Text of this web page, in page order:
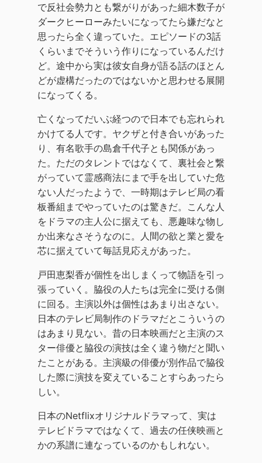
で反社会勢力とも繋がりがあった細木数子が
ダークヒーローみたいになってたら嫌だなと
思ったら全く違っていた。エピソードの3話
くらいまでそういう作りになっているんだけ
ど。途中から実は彼女自身が語る話のほとん
どが虚構だったのではないかと思わせる展開
になってくる。
亡くなってだいぶ経つので日本でも忘れられ
かけてる人です。ヤクザと付き合いがあった
り、有名歌手の島倉千代子とも関係があっ
た。ただのタレントではなくて、裏社会と繋
がっていて霊感商法にまで手を出していた危
ない人だったようで、一時期はテレビ局の看
板番組までやっていたのは驚きだ。こんな人
をドラマの主人公に据えても、悪趣味な物し
か出来なさそうなのに。人間の欲と業と愛を
芯に据えていて毎話見応えがあった。
戸田恵梨香が個性を出しまくって物語を引っ
張っていく。脇役の人たちは完全に受ける側
に回る。主演以外は個性はあまり出さない。
日本のテレビ局制作のドラマだとこういうの
はあまり見ない。昔の日本映画だと主演のス
ター俳優と脇役の演技は全く違う物だと聞い
たことがある。主演級の俳優が別作品で脇役
した際に演技を変えていることすらあったら
しい。
日本のNetflixオリジナルドラマって、実は
テレビドラマではなくて、過去の任侠映画と
かの系譜に連なっているのかもしれない。